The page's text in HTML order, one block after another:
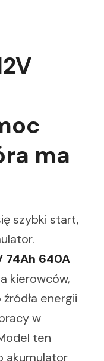
ma
szybki start,
74Ah 640A
kierowców,
energii
w
ten
akumulator